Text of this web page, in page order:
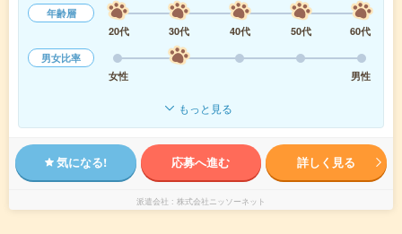
年齢層
20代
30代 40代 50代
60代
男女比率
女性
男性
もっと見る
気になる! 応募へ進む 詳しく見る
派遣会社 株式会社ニッソーネット